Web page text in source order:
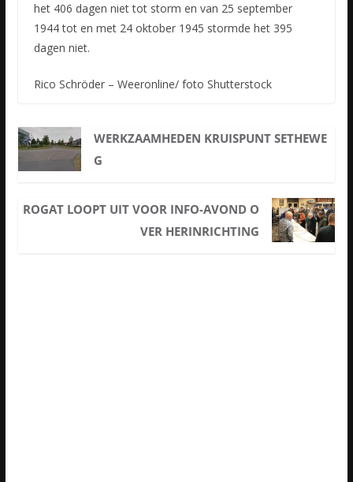
het 406 dagen niet tot storm en van 25 september
1944 tot en met 24 oktober 1945 stormde het 395
dagen niet.
Rico Schröder – Weeronline/ foto Shutterstock
WERKZAAMHEDEN KRUISPUNT SETHEWE
G
ROGAT LOOPT UIT VOOR INFO-AVOND O
VER HERINRICHTING